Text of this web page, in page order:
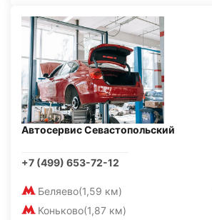
Автосервис Севастопольский
+7 (499) 653-72-12
Беляево(1,59 км)
Коньково(1,87 км)